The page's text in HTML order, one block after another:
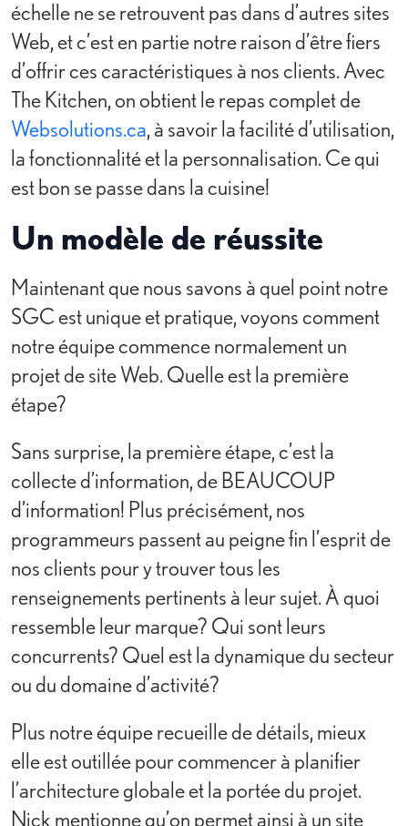
échelle ne se retrouvent pas dans d’autres sites
Web, et c’est en partie notre raison d’être fiers
d’offrir ces caractéristiques à nos clients. Avec
The Kitchen, on obtient le repas complet de
Websolutions.ca, à savoir la facilité d’utilisation,
la fonctionnalité et la personnalisation. Ce qui
est bon se passe dans la cuisine!
Un modèle de réussite
Maintenant que nous savons à quel point notre
SGC est unique et pratique, voyons comment
notre équipe commence normalement un
projet de site Web. Quelle est la première
étape?
Sans surprise, la première étape, c’est la
collecte d’information, de BEAUCOUP
d’information! Plus précisément, nos
programmeurs passent au peigne fin l’esprit de
nos clients pour y trouver tous les
renseignements pertinents à leur sujet. À quoi
ressemble leur marque? Qui sont leurs
concurrents? Quel est la dynamique du secteur
ou du domaine d’activité?
Plus notre équipe recueille de détails, mieux
elle est outillée pour commencer à planifier
l’architecture globale et la portée du projet.
Nick mentionne qu’on permet ainsi à un site